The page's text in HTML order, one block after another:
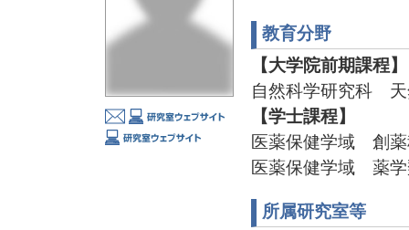
教育分野
【大学院前期課程】
自然科学研究科 天
【学士課程】
医薬保健学域 創
医薬保健学域 薬
所属研究室等